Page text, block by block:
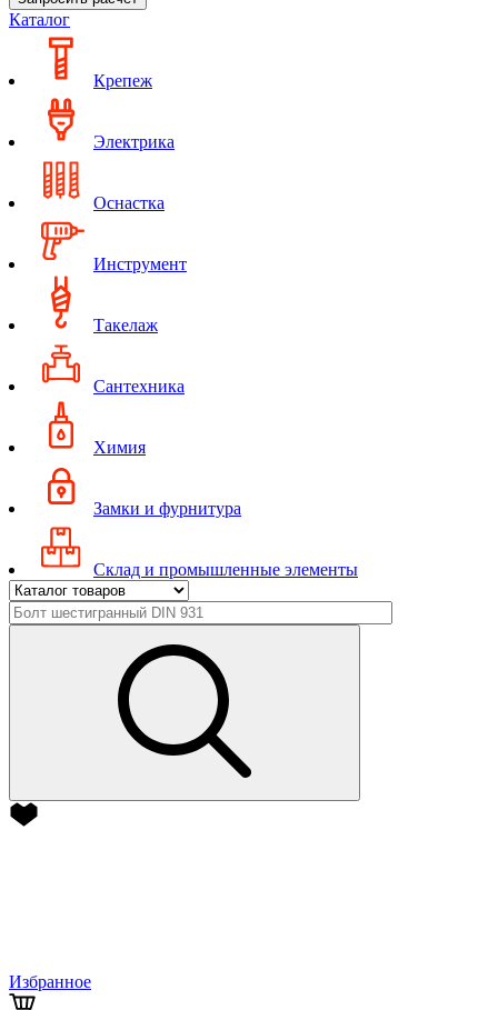
Каталог
Крепеж
Электрика
Оснастка
Инструмент
Такелаж
Сантехника
Химия
Замки и фурнитура
Склад и промышленные элементы
Избранное